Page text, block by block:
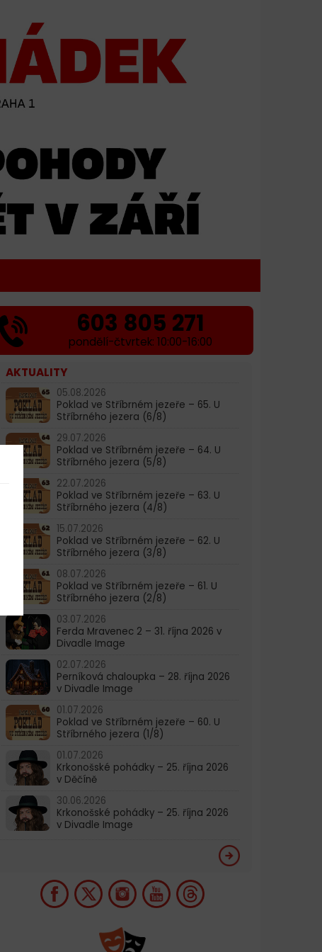
603 805 271
pondělí-čtvrtek: 10:00-16:00
AKTUALITY
05.08.2026
Poklad ve Stříbrném jezeře – 65. U
Stříbrného jezera (6/8)
29.07.2026
Poklad ve Stříbrném jezeře – 64. U
Stříbrného jezera (5/8)
22.07.2026
Poklad ve Stříbrném jezeře – 63. U
Stříbrného jezera (4/8)
15.07.2026
Poklad ve Stříbrném jezeře – 62. U
Stříbrného jezera (3/8)
08.07.2026
Poklad ve Stříbrném jezeře – 61. U
Stříbrného jezera (2/8)
03.07.2026
Ferda Mravenec 2 – 31. října 2026 v
Divadle Image
02.07.2026
Perníková chaloupka – 28. října 2026
v Divadle Image
01.07.2026
Poklad ve Stříbrném jezeře – 60. U
Stříbrného jezera (1/8)
01.07.2026
Krkonošské pohádky – 25. října 2026
v Děčíně
30.06.2026
Krkonošské pohádky – 25. října 2026
v Divadle Image